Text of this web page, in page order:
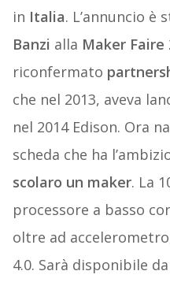
in Italia. L’annuncio è
Banzi alla Maker Faire
riconfermato
che nel 2013, aveva
nel 2014 Edison. Ora
scheda che ha
scolaro un maker. La
processore a basso
oltre ad
4.0. Sarà disponibile